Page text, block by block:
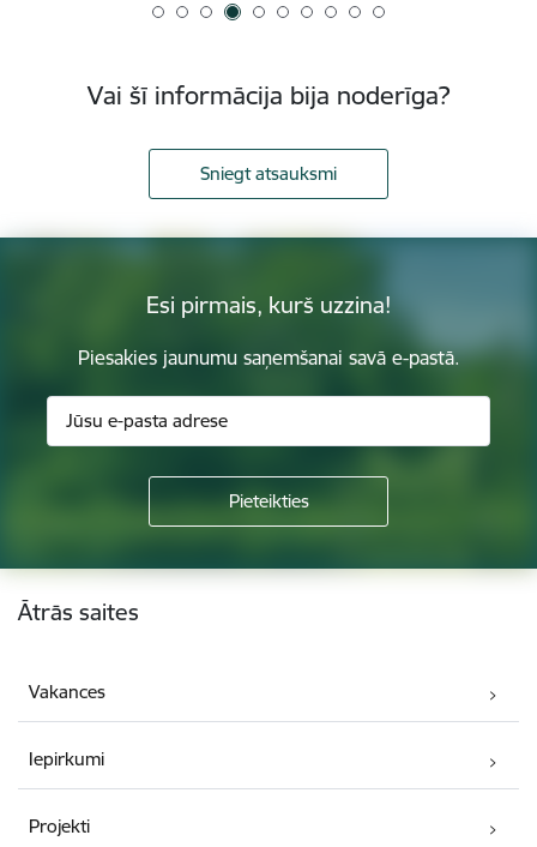
Vai šī informācija bija noderīga?
Sniegt atsauksmi
Esi pirmais, kurš uzzina!
Piesakies jaunumu saņemšanai savā e-pastā.
Kājene
Ātrās saites
Vakances
Iepirkumi
Projekti